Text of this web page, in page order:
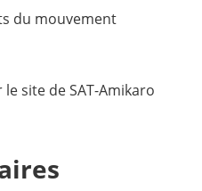
du mouvement
site de SAT-Amikaro